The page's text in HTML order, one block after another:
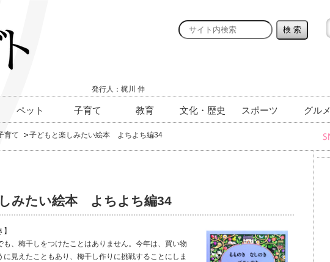
発行人：梶川 伸
ペット 子育て 教育 文化・歴史 スポーツ グルメ
育て 子どもと楽しみたい絵本 よちよち編34
みたい絵本 よちよち編34
、梅干しをつけたことはありません。今年は、買い物
見えたこともあり、梅干し作りに挑戦することにしま